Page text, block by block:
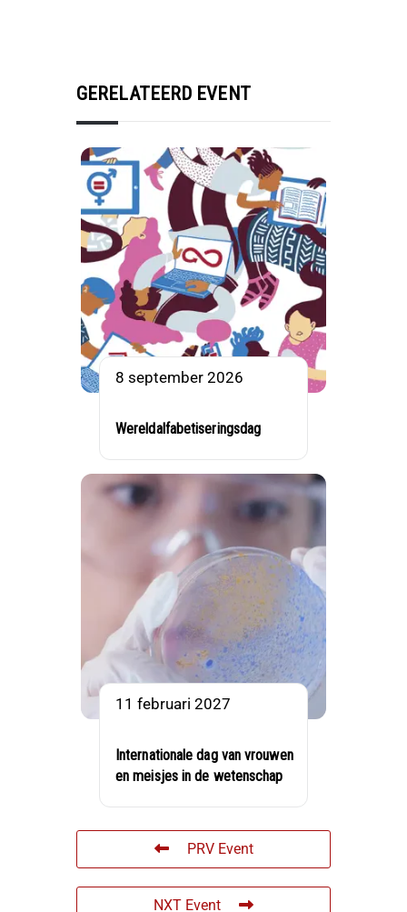
GERELATEERD EVENT
8 september 2026
Wereldalfabetiseringsdag
11 februari 2027
Internationale dag van vrouwen
en meisjes in de wetenschap
PRV Event
NXT Event